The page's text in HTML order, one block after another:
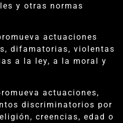
y otras normas
actuaciones
difamatorias, violentas
a la ley, a la moral y
actuaciones,
discriminatorios por
creencias, edad o